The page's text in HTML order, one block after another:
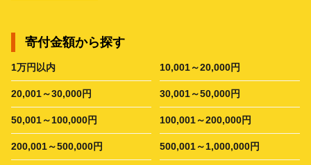
寄付金額から探す
1万円以内 10,001～20,000円
20,001～30,000円 30,001～50,000円
50,001～100,000円 100,001～200,000円
200,001～500,000円 500,001～1,000,000円